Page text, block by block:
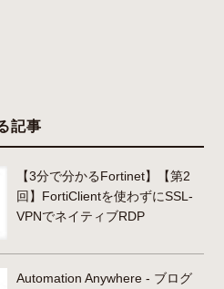
記事
【3分で分かるFortinet】【第2
回】FortiClientを使わずにSSL-
VPNでネイティブRDP
Automation Anywhere - ブログ